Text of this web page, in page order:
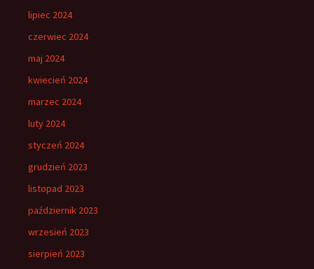
lipiec 2024
czerwiec 2024
maj 2024
kwiecień 2024
marzec 2024
luty 2024
styczeń 2024
grudzień 2023
listopad 2023
październik 2023
wrzesień 2023
sierpień 2023